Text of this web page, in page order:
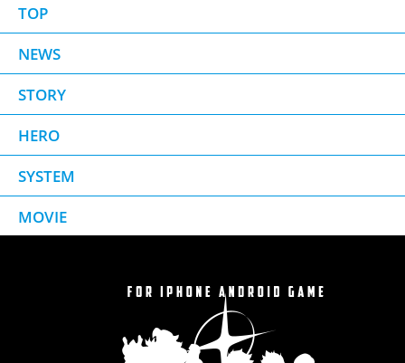
TOP
NEWS
STORY
HERO
SYSTEM
MOVIE